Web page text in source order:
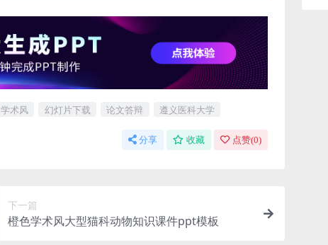
学术风 幻灯片下载 论文答辩 遵义医科大学
分享 收藏 点赞(0)
下一篇
橙色学术风大型猫科动物知识课件ppt模板